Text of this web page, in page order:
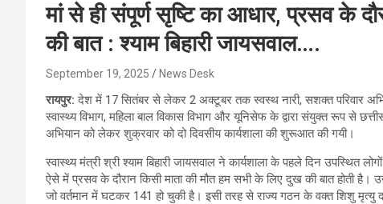
मां से ही संपूर्ण सृष्टि का आधार, प्रसव के
की बात : श्याम बिहारी जायसवाल….
September 19, 2025 News Desk
रायपुर:देश में 17 सितंबर से लेकर 2 अक्टूबर तक स्वस्थ नारी, सशक्त परिवार
स्वास्थ्य विभाग, महिला बाल विकास विभाग और यूनिसेफ के द्वारा संयुक्त रूप से
अभियान को लेकर शुक्रवार को दो दिवसीय कार्यशाला की शुरूआत की गयी।
स्वास्थ्य मंत्री श्री श्याम बिहारी जायसवाल ने कार्यशाला के पहले दिन उपस्थित
ऐसे में प्रसव के दौरान किसी माता की मौत हम सभी के लिए दुख की बात होती
जो वर्तमान में घटकर 141 हो चुकी है। इसी तरह से राज्य गठन के वक्त शिशु